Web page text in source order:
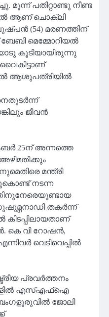
പതിറ്റാണ്ടു നീണ്ട
ആണ് ചൊക്ലി
(54) മരണത്തിന്
ബേബി മെമ്മോറിയല്‍
കൂടിയായിരുന്നു
ആശുപത്രിയില്‍
ജീവന്‍
25ന് അന്നത്തെ
മന്ത്രി
നടന്ന
തകര്‍ന്ന്
കെ വി റോഷന്‍,
വെടിവെപ്പിൽ
പ്രവർത്തനം
എസ്എഫ്ഐ
ജോലി